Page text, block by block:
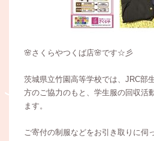
🌸さくらやつくば店🌸です☆彡
茨城県立竹園高等学校では、JRC部
方のご協力のもと、学生服の回収活
ます。
ご寄付の制服などをお引き取りに伺